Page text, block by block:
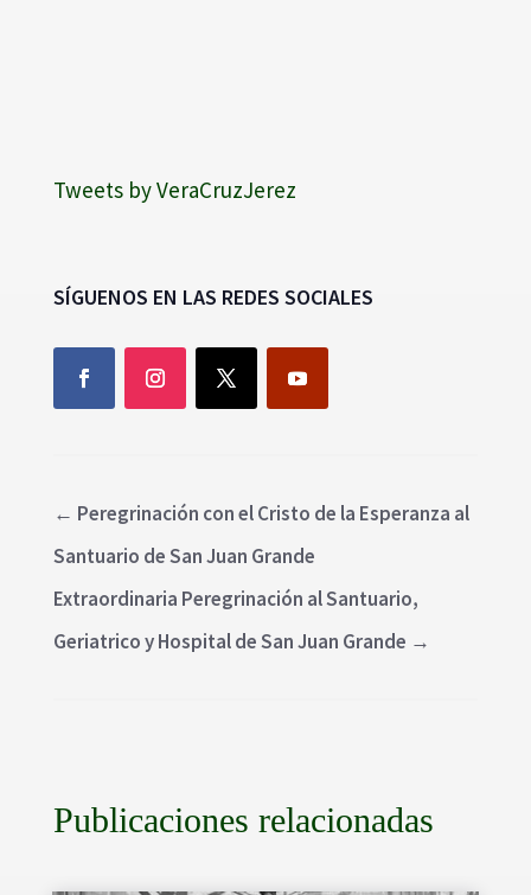
Tweets by VeraCruzJerez
SÍGUENOS EN LAS REDES SOCIALES
← Peregrinación con el Cristo de la Esperanza al
Santuario de San Juan Grande
Extraordinaria Peregrinación al Santuario,
Geriatrico y Hospital de San Juan Grande →
Publicaciones relacionadas